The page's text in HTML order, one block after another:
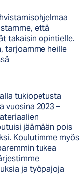
että
takaisin opintielle.
tarjoamme heille
tukiopetusta
vuosina 2023 –
jäämään pois
Koulutimme myös
tukea
ja työpajoja